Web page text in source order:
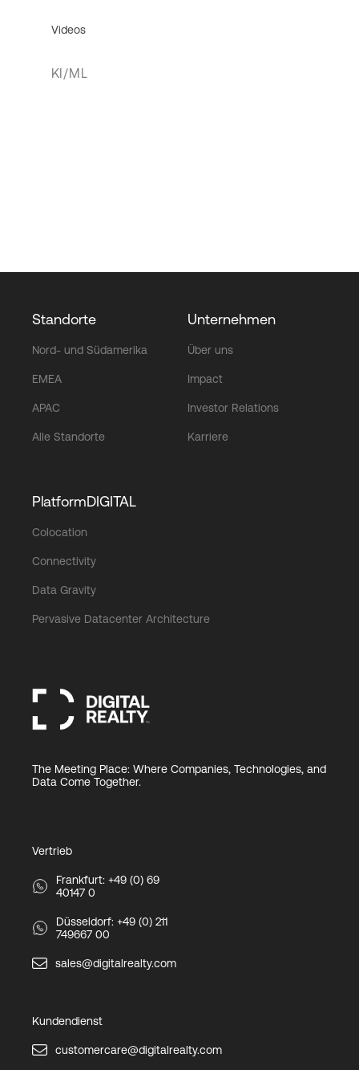
Videos
KI/ML
Standorte
Nord- und Südamerika
EMEA
APAC
Alle Standorte
Unternehmen
Über uns
Impact
Investor Relations
Karriere
PlatformDIGITAL
Colocation
Connectivity
Data Gravity
Pervasive Datacenter Architecture
The Meeting Place: Where Companies, Technologies, and
Data Come Together.
Vertrieb
Frankfurt: +49 (0) 69
40147 0
Düsseldorf: +49 (0) 211
749667 00
sales@digitalrealty.com
Kundendienst
customercare@digitalrealty.com